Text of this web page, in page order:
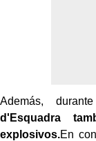
Además,
d'Esquadra
explosivos.En